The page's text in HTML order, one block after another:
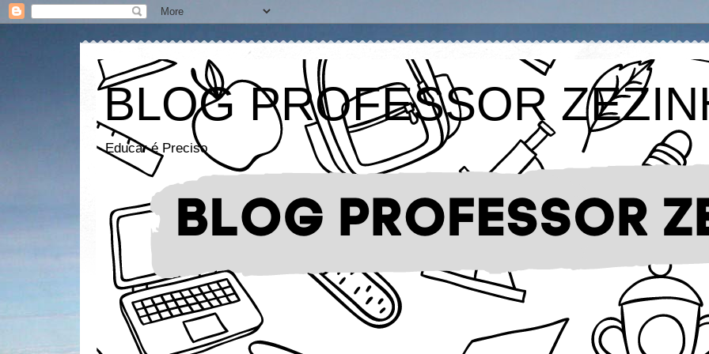
BLOG PROFESSOR
Educar é Preciso